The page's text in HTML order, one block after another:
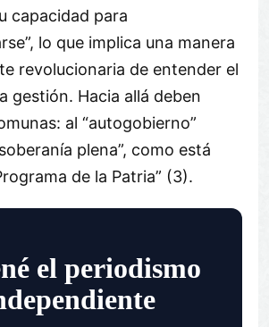
capacidad para
lo que implica una manera
revolucionaria de entender el
gestión. Hacia allá deben
al “autogobierno”
plena”, como está
de la Patria” (3).
el periodismo